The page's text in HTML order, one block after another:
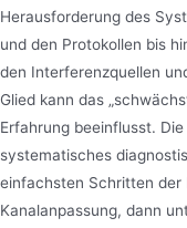
Herausforderung des
und den Protokollen bis
den Interferenzquellen
Glied kann das
Erfahrung beeinflusst.
systematisches
einfachsten Schritten der
Kanalanpassung, dann